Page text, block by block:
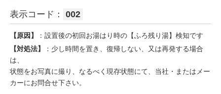
表示コード： 002
【原因】
：設置後の初回お湯はり時の【ふろ残り湯】検知です
【対処法】
：少し時間を置き、復帰しない、又は再発する場合
は、
状態をお写真に撮り、なるべく現存状態にて、当社・またはメー
カーにお問合せ下さい。